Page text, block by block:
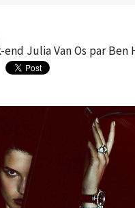
Julia Van Os par Ben